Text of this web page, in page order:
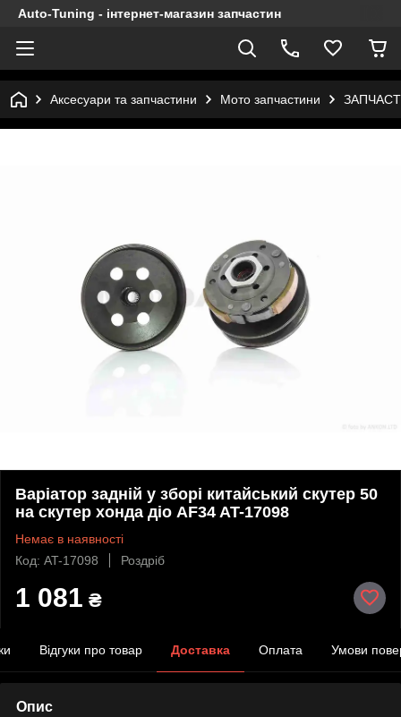
Auto-Tuning - інтернет-магазин запчастин
Аксесуари та запчастини Мото запчастини
Варіатор задній у зборі китайський скутер 50
на скутер хонда діо AF34 AT-17098
Немає в наявності
Код: AT-17098
Роздріб
1 081 ₴
Відгуки про товар Доставка Оплата Умови
Опис